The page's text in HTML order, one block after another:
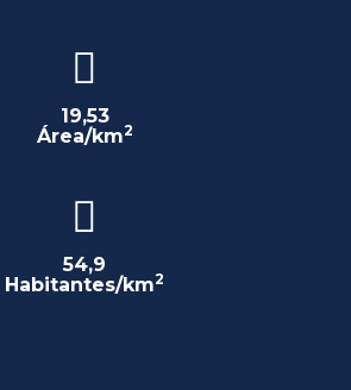
19,53
Área/km2
54,9
Habitantes/km2